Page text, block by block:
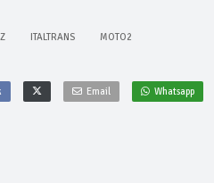
ITALTRANS MOTO2
Email Whatsapp